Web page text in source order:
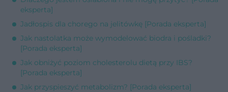
eksperta]
Jadłospis dla chorego na jelitówkę [Porada eksperta]
Jak nastolatka może wymodelować biodra i pośladki?
[Porada eksperta]
Jak obniżyć poziom cholesterolu dietą przy IBS?
[Porada eksperta]
Jak przyspieszyć metabolizm? [Porada eksperta]